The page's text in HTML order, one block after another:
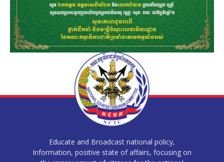
Educate and Broadcast national policy,
Information, positive state of affairs, focusing on